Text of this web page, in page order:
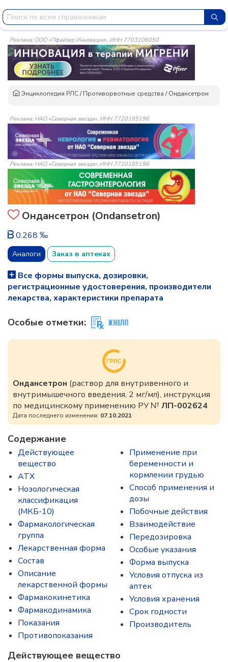
Реклама: ООО «Пфайзер Инновации», ИНН 7703106050
Энциклопедия РЛС/Противорвотные средства /Ондансетрон
Реклама: НАО «Северная звезда», ИНН 7720185196
Реклама: НАО «Северная звезда», ИНН 7720185196
Ондансетрон (Ondansetron)
0.268 ‰
Аналоги Заказ в аптеках
Все формы выпуска, дозировки,
регистрационные удостоверения, производители
лекарства, характеристики препарата
Особые отметки:
Ондансетрон (раствор для внутривенного и
внутримышечного введения, 2 мг/мл), инструкция
по медицинскому применению РУ № ЛП-002624
Дата последнего изменения: 07.10.2021
Содержание
Действующее
вещество
ATX
Нозологическая
классификация
(МКБ-10)
Фармакологическая
группа
Лекарственная форма
Состав
Описание
лекарственной формы
Фармакокинетика
Фармакодинамика
Показания
Противопоказания
Применение при
беременности и
кормлении грудью
Способ применения и
дозы
Побочные действия
Взаимодействие
Передозировка
Особые указания
Форма выпуска
Условия отпуска из
аптек
Условия хранения
Срок годности
Производитель
Действующее вещество